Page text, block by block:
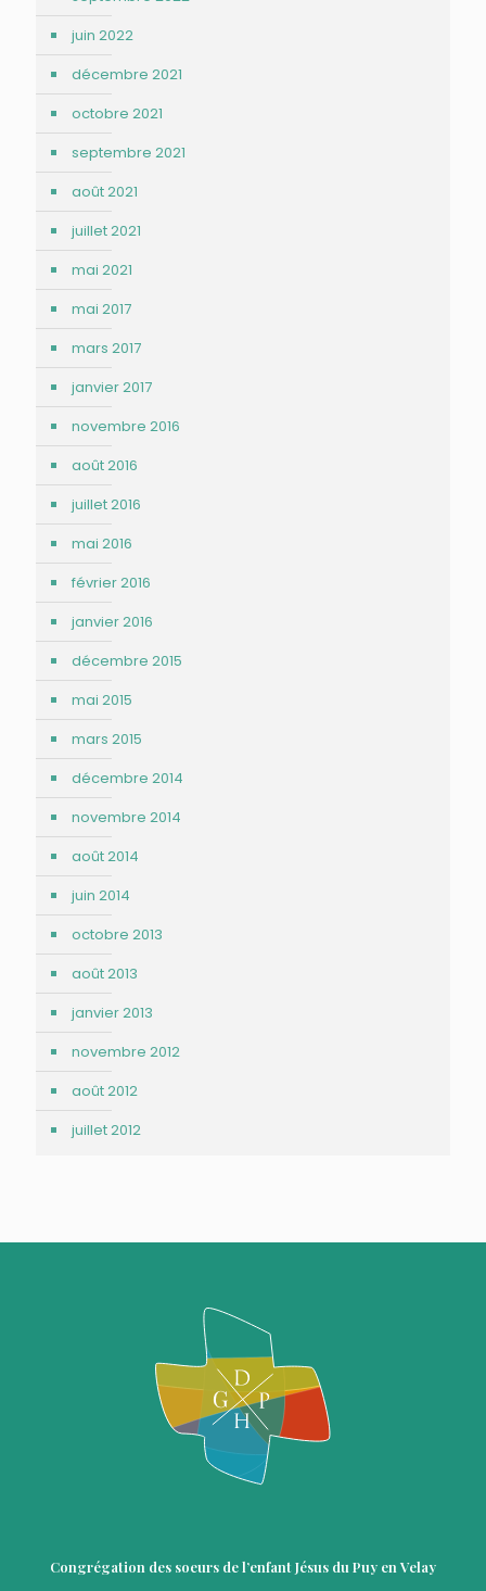
juin 2022
décembre 2021
octobre 2021
septembre 2021
août 2021
juillet 2021
mai 2021
mai 2017
mars 2017
janvier 2017
novembre 2016
août 2016
juillet 2016
mai 2016
février 2016
janvier 2016
décembre 2015
mai 2015
mars 2015
décembre 2014
novembre 2014
août 2014
juin 2014
octobre 2013
août 2013
janvier 2013
novembre 2012
août 2012
juillet 2012
Congrégation des soeurs de l’enfant Jésus du Puy en Velay